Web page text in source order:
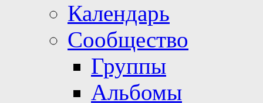
Календарь
Сообщество
Группы
Альбомы